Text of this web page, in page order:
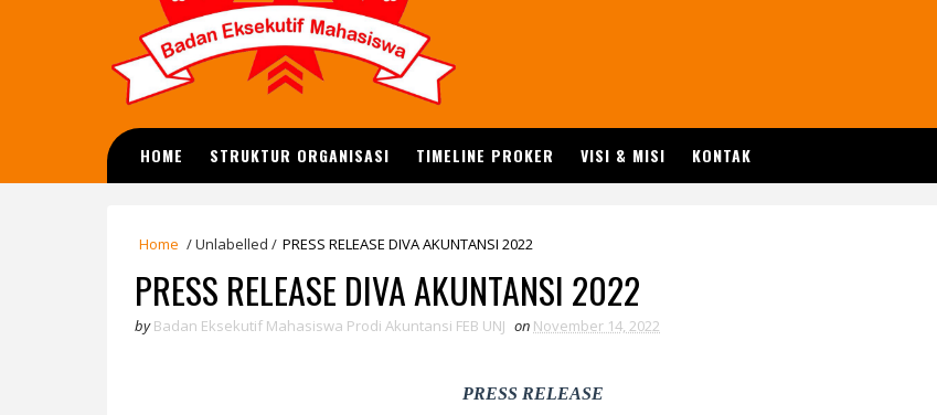
HOME STRUKTUR ORGANISASI TIMELINE PROKER VISI & MISI KONTAK
Home /Unlabelled / PRESS RELEASE DIVA AKUNTANSI 2022
PRESS RELEASE DIVA AKUNTANSI 2022
by Badan Eksekutif Mahasiswa Prodi Akuntansi FEB UNJ on November 14, 2022
PRESS RELEASE